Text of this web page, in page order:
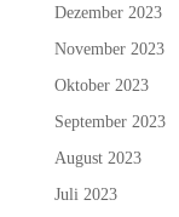
Dezember 2023
November 2023
Oktober 2023
September 2023
August 2023
Juli 2023